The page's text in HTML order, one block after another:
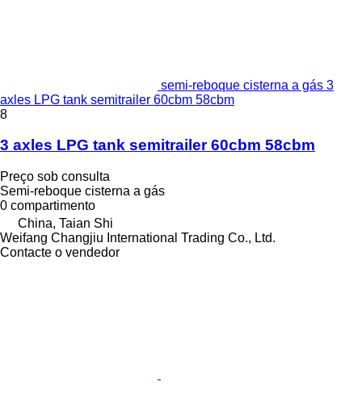
semi-reboque cisterna a gás 3
axles LPG tank semitrailer 60cbm 58cbm
8
3 axles LPG tank semitrailer 60cbm 58cbm
Preço sob consulta
Semi-reboque cisterna a gás
0 compartimento
China, Taian Shi
Weifang Changjiu International Trading Co., Ltd.
Contacte o vendedor